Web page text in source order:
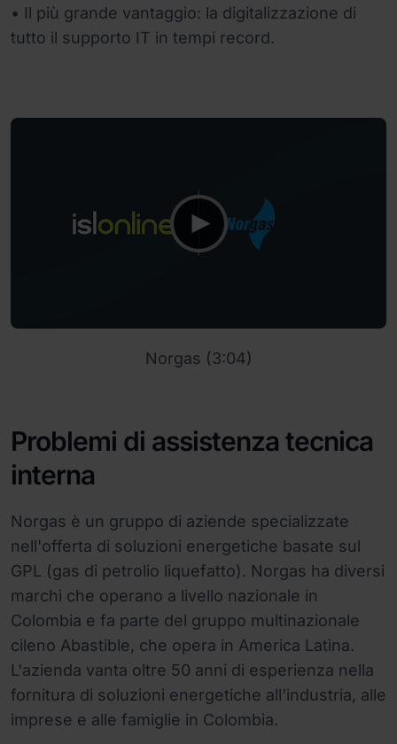
• Il più grande vantaggio: la digitalizzazione di
tutto il supporto IT in tempi record.
Norgas (3:04)
Problemi di assistenza tecnica
interna
Norgas è un gruppo di aziende specializzate
nell'offerta di soluzioni energetiche basate sul
GPL (gas di petrolio liquefatto). Norgas ha diversi
marchi che operano a livello nazionale in
Colombia e fa parte del gruppo multinazionale
cileno Abastible, che opera in America Latina.
L'azienda vanta oltre 50 anni di esperienza nella
fornitura di soluzioni energetiche all'industria, alle
imprese e alle famiglie in Colombia.